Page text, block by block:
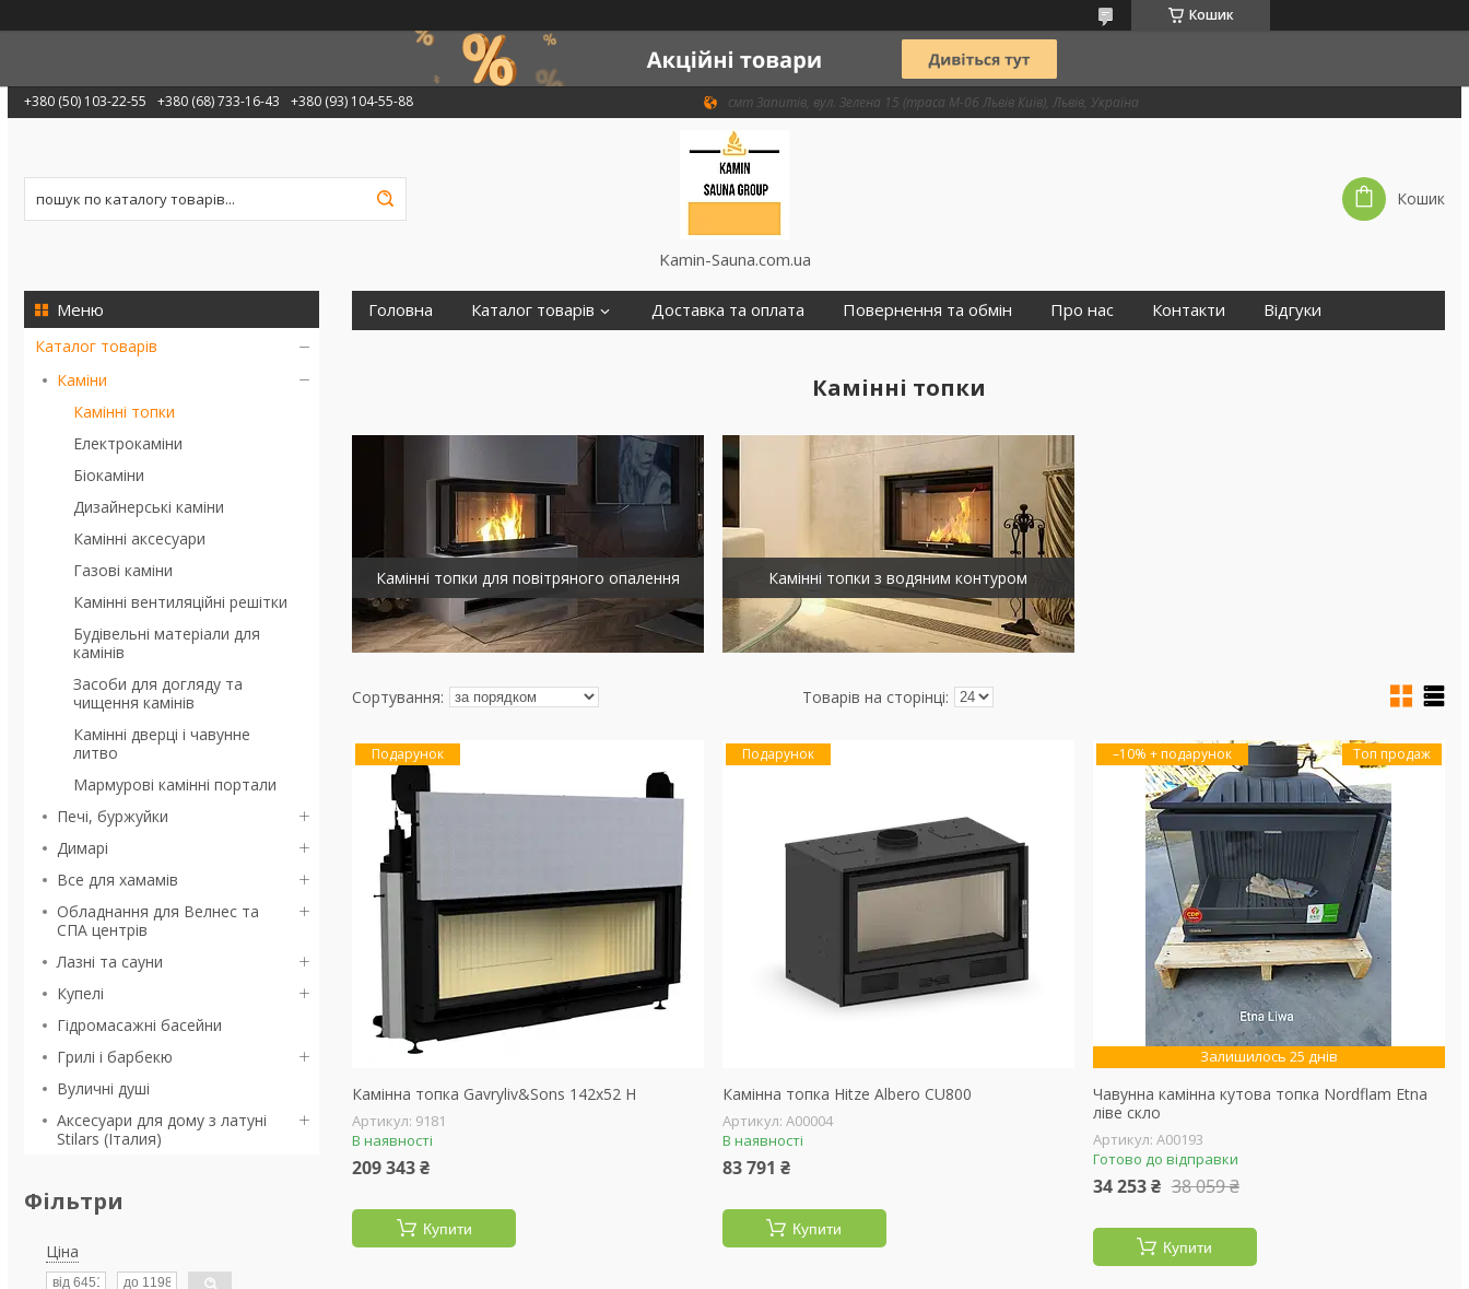
Кошик
+380 (50) 103-22-55 +380 (68) 733-16-43 +380 (93) 104-55-88 смт Запитів, вул. Зелена 15 (траса М-06 Львів Київ), Львів, Україна
Kamin-Sauna.com.ua
Кошик
Каталог товарів
Каміни
Камінні топки
Електрокаміни
Біокаміни
Дизайнерські каміни
Камінні аксесуари
Газові каміни
Камінні вентиляційні решітки
Будівельні матеріали для
камінів
Засоби для догляду та
чищення камінів
Камінні дверці і чавунне
литво
Мармурові камінні портали
Печі, буржуйки
Димарі
Все для хамамів
Обладнання для Велнес та
СПА центрів
Лазні та сауни
Купелі
Гідромасажні басейни
Грилі і барбекю
Вуличні душі
Аксесуари для дому з латуні
Stilars (Італия)
Фільтри
Ціна
Головна Каталог товарів Доставка та оплата Повернення та обмін Про нас Контакти Відгуки
Камінні топки
Камінні топки для повітряного опалення Камінні топки з водяним контуром
Подарунок
Камінна топка Gavryliv&Sons 142x52 Н
9181
В наявності
209 343 ₴
Купити
Подарунок
Камінна топка Hitze Albero CU800
А00004
В наявності
83 791 ₴
Купити
Топ продаж
–10%
Залишилось 25 днів
Чавунна камінна кутова топка Nordflam Etna
ліве скло
А00193
Готово до відправки
34 253 ₴ 38 059 ₴
Купити